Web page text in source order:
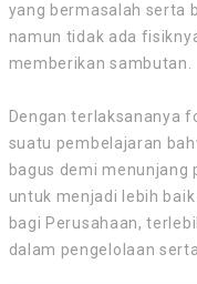
yang bermasalah serta
namun tidak ada
memberikan sambutan.
Dengan terlaksananya
suatu pembelajaran
bagus demi menunjang
untuk menjadi lebih
bagi Perusahaan,
dalam pengelolaan